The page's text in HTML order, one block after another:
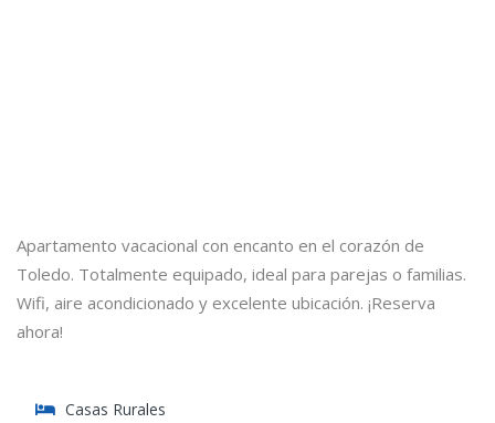
Apartamento vacacional con encanto en el corazón de
Toledo. Totalmente equipado, ideal para parejas o familias.
Wifi, aire acondicionado y excelente ubicación. ¡Reserva
ahora!
Casas Rurales